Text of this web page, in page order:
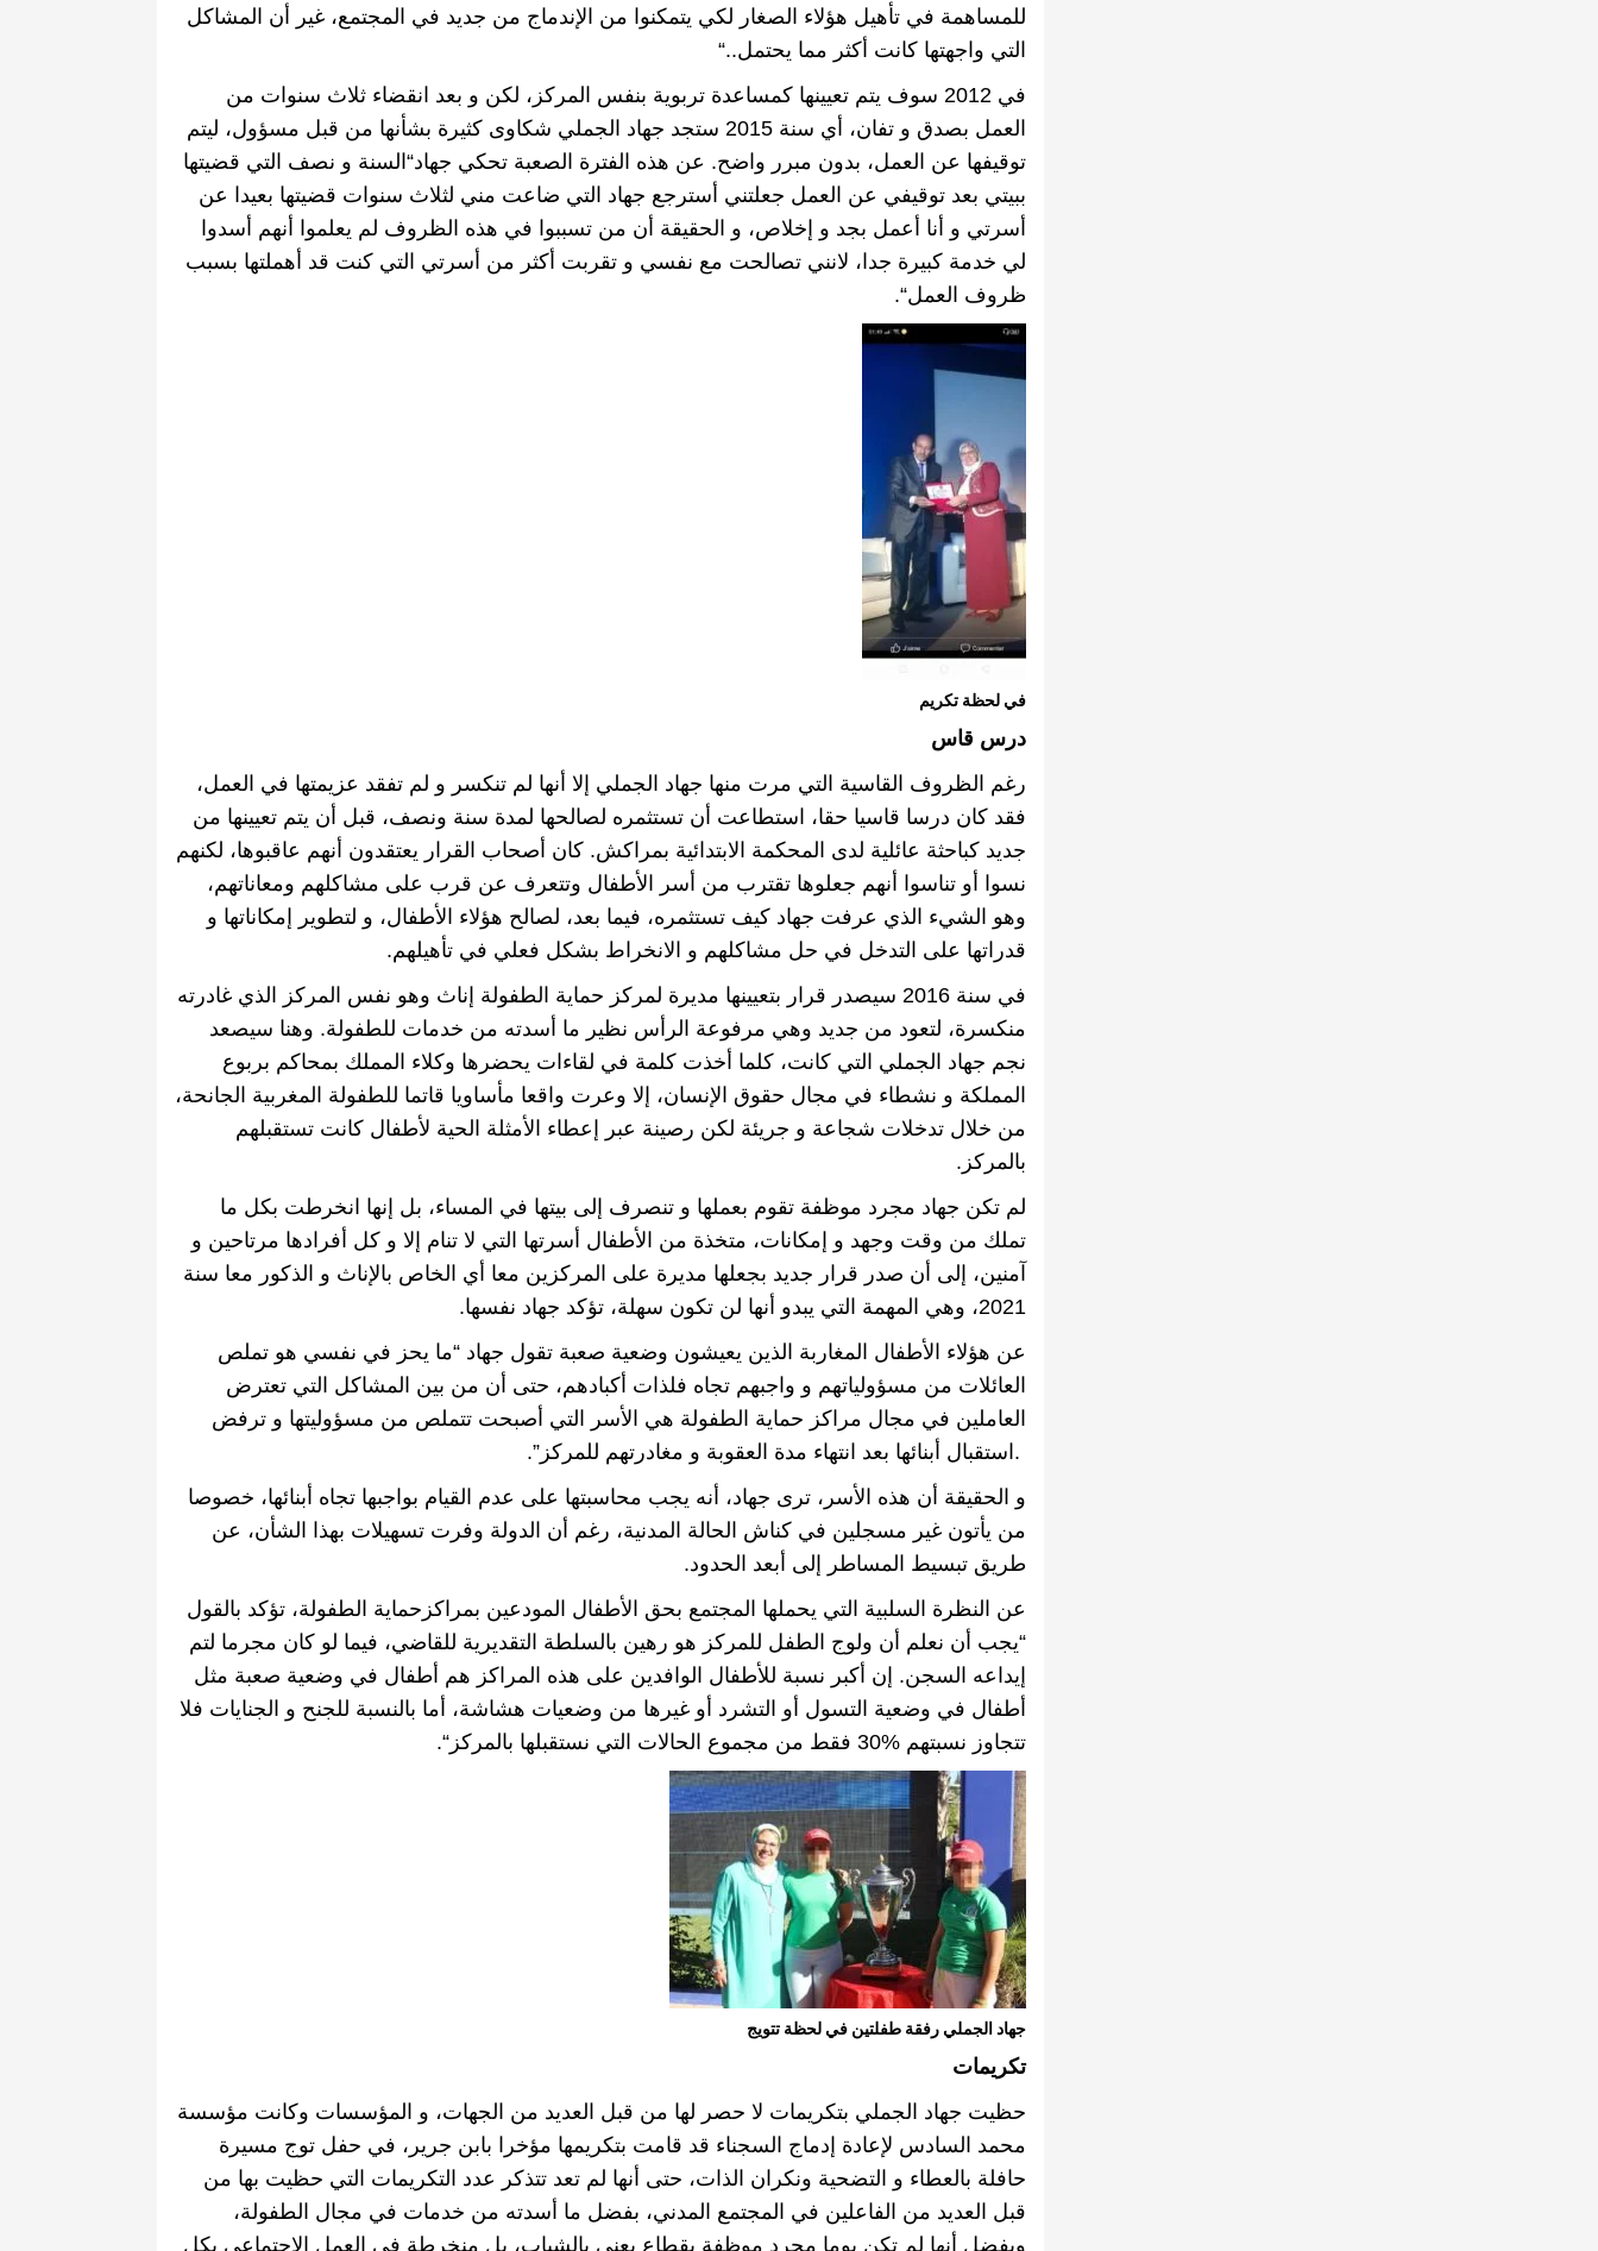
للمساهمة في تأهيل هؤلاء الصغار لكي يتمكنوا من الإندماج من جديد في المجتمع، غير أن المشاكل
التي واجهتها كانت أكثر مما يحتمل..
“
في 2012 سوف يتم تعيينها كمساعدة تربوية بنفس المركز، لكن و بعد انقضاء ثلاث سنوات من
العمل بصدق و تفان، أي سنة 2015 ستجد جهاد الجملي شكاوى كثيرة بشأنها من قبل مسؤول، ليتم
توقيفها عن العمل، بدون مبرر واضح. عن هذه الفترة الصعبة تحكي جهاد“السنة و نصف التي قضيتها
ببيتي بعد توقيفي عن العمل جعلتني أسترجع جهاد التي ضاعت مني لثلاث سنوات قضيتها بعيدا عن
أسرتي و أنا أعمل بجد و إخلاص، و الحقيقة أن من تسببوا في هذه الظروف لم يعلموا أنهم أسدوا
لي خدمة كبيرة جدا، لانني تصالحت مع نفسي و تقربت أكثر من أسرتي التي كنت قد أهملتها بسبب
ظروف العمل“
.
في لحظة تكريم
درس قاس
رغم الظروف القاسية التي مرت منها جهاد الجملي إلا أنها لم تنكسر و لم تفقد عزيمتها في العمل،
فقد كان درسا قاسيا حقا، استطاعت أن تستثمره لصالحها لمدة سنة ونصف، قبل أن يتم تعيينها من
جديد كباحثة عائلية لدى المحكمة الابتدائية بمراكش. كان أصحاب القرار يعتقدون أنهم عاقبوها، لكنهم
نسوا أو تناسوا أنهم جعلوها تقترب من أسر الأطفال وتتعرف عن قرب على مشاكلهم ومعاناتهم،
وهو الشيء الذي عرفت جهاد كيف تستثمره، فيما بعد، لصالح هؤلاء الأطفال، و لتطوير إمكاناتها و
قدراتها على التدخل في حل مشاكلهم و الانخراط بشكل فعلي في تأهيلهم.
في سنة 2016 سيصدر قرار بتعيينها مديرة لمركز حماية الطفولة إناث وهو نفس المركز الذي غادرته
منكسرة، لتعود من جديد وهي مرفوعة الرأس نظير ما أسدته من خدمات للطفولة. وهنا سيصعد
نجم جهاد الجملي التي كانت، كلما أخذت كلمة في لقاءات يحضرها وكلاء المملك بمحاكم بربوع
المملكة و نشطاء في مجال حقوق الإنسان، إلا وعرت واقعا مأساويا قاتما للطفولة المغربية الجانحة،
من خلال تدخلات شجاعة و جريئة لكن رصينة عبر إعطاء الأمثلة الحية لأطفال كانت تستقبلهم
بالمركز .
لم تكن جهاد مجرد موظفة تقوم بعملها و تنصرف إلى بيتها في المساء، بل إنها انخرطت بكل ما
تملك من وقت وجهد و إمكانات، متخذة من الأطفال أسرتها التي لا تنام إلا و كل أفرادها مرتاحين و
آمنين، إلى أن صدر قرار جديد بجعلها مديرة على المركزين معا أي الخاص بالإناث و الذكور معا سنة
2021، وهي المهمة التي يبدو أنها لن تكون سهلة، تؤكد جهاد نفسها.
عن هؤلاء الأطفال المغاربة الذين يعيشون وضعية صعبة تقول جهاد “ما يحز في نفسي هو تملص
العائلات من مسؤولياتهم و واجبهم تجاه فلذات أكبادهم، حتى أن ‪من
بين المشاكل التي تعترض
العاملين في مجال مراكز حماية الطفولة هي الأسر التي أصبحت تتملص من مسؤوليتها و ترفض
استقبال أبنائها بعد انتهاء مدة العقوبة و مغادرتهم للمركز.
‬”
.
و الحقيقة أن هذه الأسر، ترى جهاد، أنه يجب محاسبتها على عدم القيام بواجبها تجاه أبنائها، خصوصا
من يأتون غير مسجلين في كناش الحالة المدنية، رغم أن الدولة وفرت تسهيلات بهذا الشأن، عن
طريق تبسيط المساطر إلى أبعد الحدود.
عن النظرة السلبية التي يحملها المجتمع بحق الأطفال المودعين بمراكزحماية الطفولة، تؤكد بالقول
“يجب أن نعلم أن ولوج الطفل للمركز هو رهين بالسلطة التقديرية للقاضي، فيما لو كان مجرما لتم
إيداعه السجن. إن أكبر نسبة للأطفال الوافدين على هذه المراكز هم أطفال في وضعية صعبة مثل
أطفال في وضعية التسول أو التشرد أو غيرها من وضعيات هشاشة، أما بالنسبة للجنح و الجنايات فلا
تتجاوز نسبتهم 30‪%‬ فقط من مجموع الحالات التي نستقبلها بالمركز “.
جهاد الجملي رفقة طفلتين في لحظة تتويج
تكريمات
حظيت جهاد الجملي بتكريمات لا حصر لها من قبل العديد من الجهات، و المؤسسات وكانت مؤسسة
محمد السادس لإعادة إدماج السجناء قد قامت بتكريمها مؤخرا بابن جرير، في حفل توج مسيرة
حافلة بالعطاء و التضحية ونكران الذات، حتى أنها لم تعد تتذكر عدد التكريمات التي حظيت بها من
قبل العديد من الفاعلين في المجتمع المدني، بفضل ما أسدته من خدمات في مجال الطفولة،
وبفضل أنها لم تكن يوما مجرد موظفة بقطاع يعنى بالشباب، بل منخرطة في العمل الاجتماعي بكل